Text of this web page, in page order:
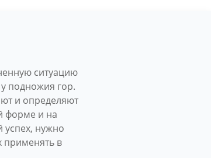
ситуацию
подножия гор.
и определяют
форме и на
успех, нужно
применять в